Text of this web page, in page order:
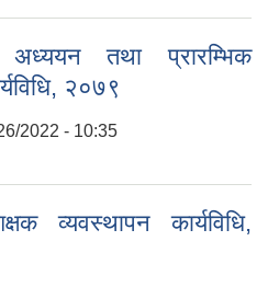
अध्ययन तथा प्रारम्भिक
२०७९
2022 - 10:35
व्यवस्थापन कार्यविधि,